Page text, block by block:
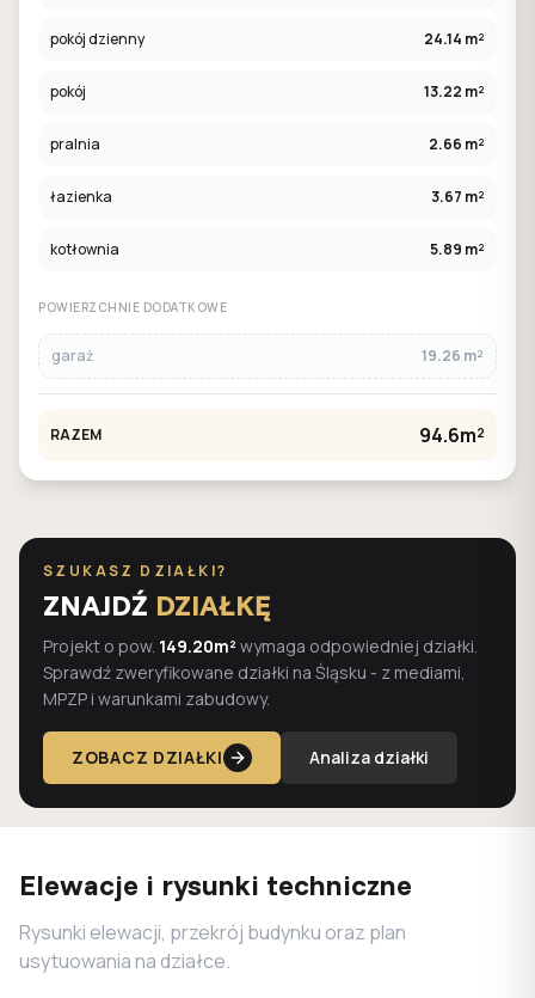
pokój dzienny 24.14 m²
pokój 13.22 m²
pralnia 2.66 m²
łazienka 3.67 m²
kotłownia 5.89 m²
POWIERZCHNIE DODATKOWE
garaż 19.26 m²
RAZEM 94.6m²
SZUKASZ DZIAŁKI?
ZNAJDŹ DZIAŁKĘ
Projekt o pow. 149.20m² wymaga odpowiedniej działki.
Sprawdź zweryfikowane działki na Śląsku - z mediami,
MPZP i warunkami zabudowy.
ZOBACZ DZIAŁKI Analiza działki
Elewacje i rysunki techniczne
Rysunki elewacji, przekrój budynku oraz plan
usytuowania na działce.